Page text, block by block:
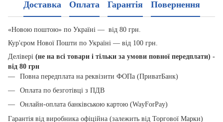
Доставка Оплата Гарантія Повернення
«Новою поштою» по Україні — від 80 грн.
Кур'єром Нової Пошти по Україні — від 100 грн.
Делівері (не на всі товари і тільки за умови повної передплати) -
від 80 грн
Повна передплата на реквізити ФОПа (ПриватБанк)
Оплата по безготівці з ПДВ
Онлайн-оплата банківською картою (WayForPay)
Гарантія від виробника офіційна (залежить від Торгової Марки)